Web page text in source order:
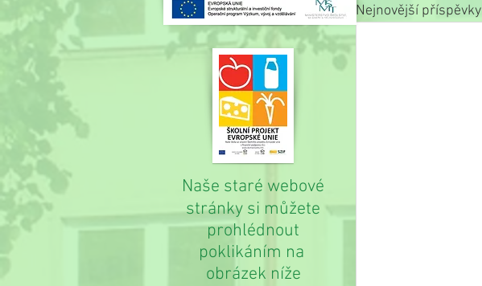
Nejnovější příspěvky
Naše staré webové
stránky si můžete
prohlédnout
poklikáním na
obrázek níže